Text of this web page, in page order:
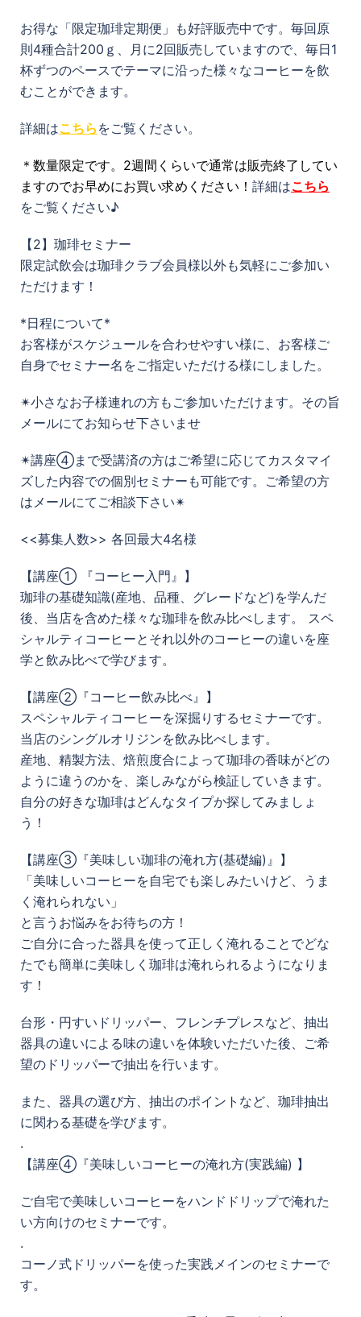
お得な「限定珈琲定期便」も好評販売中です。毎回原
則4種合計200ｇ、月に2回販売していますので、毎日1
杯ずつのペースでテーマに沿った様々なコーヒーを飲
むことができます。
詳細はこちら をご覧ください。
＊数量限定です。 2週間くらいで通常は販売終了してい
ますのでお早めにお買い求め ください！ 詳細はこちら
をご覧ください♪
【2】珈琲セミナー
限定試飲会は珈琲クラブ会員様以外も気軽にご参加い
ただけます！
*日程について*
お客様がスケジュールを合わせやすい様に、お客様ご
自身でセミナー名をご指定いただける様にしました。
✴︎小さなお子様連れの方もご参加いただけます。その旨
メールにてお知らせ下さいませ
✴︎講座④まで受講済の方はご希望に応じてカスタマイ
ズした内容での個別セミナーも可能です。ご希望の方
はメールにてご相談下さい✴︎
<<募集人数>> 各回最大4名様
【講座① 『コーヒー入門』】
珈琲の基礎知識(産地、品種、グレードなど)を学んだ
後、当店を含めた様々な珈琲を飲み比べします。 スペ
シャルティコーヒーとそれ以外のコーヒーの違いを座
学と飲み比べで学びます。
【講座②『コーヒー飲み比べ』】
スペシャルティコーヒーを深掘りするセミナーです。
当店のシングルオリジンを飲み比べします。
産地、精製方法、焙煎度合によって珈琲の香味がどの
ように違うのかを、楽しみながら検証していきます。
自分の好きな珈琲はどんなタイプか探してみましょ
う！
【講座③『美味しい珈琲の淹れ方(基礎編)』】
「美味しいコーヒーを自宅でも楽しみたいけど、うま
く淹れられない」
と言うお悩みをお待ちの方！
ご自分に合った器具を使って正しく淹れることでどな
たでも簡単に美味しく珈琲は淹れられるようになりま
す！
台形・円すいドリッパー、フレンチプレスなど、抽出
器具の違いによる味の違いを体験いただいた後、ご希
望のドリッパーで抽出を行います。
また、器具の選び方、抽出のポイントなど、珈琲抽出
に関わる基礎を学びます。
.
【講座④『美味しいコーヒーの淹れ方(実践編) 】
ご自宅で美味しいコーヒーをハンドドリップで淹れた
い方向けのセミナーです。
.
コーノ式ドリッパーを使った実践メインのセミナーで
す。